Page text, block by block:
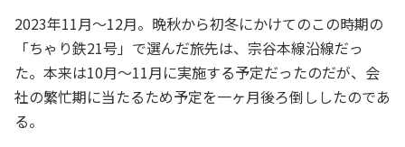
2023年11月～12月。晩秋から初冬にかけてのこの時期の
「ちゃり鉄21号」で選んだ旅先は、宗谷本線沿線だっ
た。本来は10月～11月に実施する予定だったのだが、会
社の繁忙期に当たるため予定を一ヶ月後ろ倒ししたのであ
る。